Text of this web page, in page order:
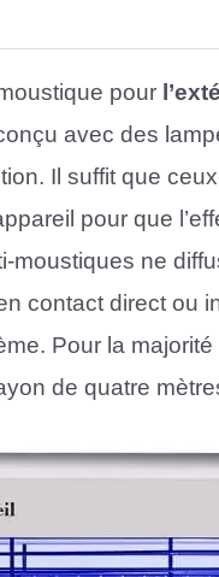
pour
avec des
Il suffit que
pour que
moustiques ne
contact direct ou
Pour la
de quatre